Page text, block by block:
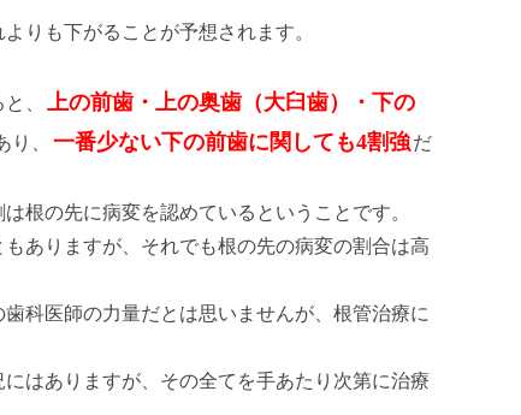
りも下がることが予想されます。
、
上の前歯・上の奥歯（大臼歯）・下の
り、 一番少ない下の前歯に関しても4割強だ
根の先に病変を認めているということです。
ありますが、それでも根の先の病変の割合は高
科医師の力量だとは思いませんが、根管治療に
はありますが、その全てを手あたり次第に治療